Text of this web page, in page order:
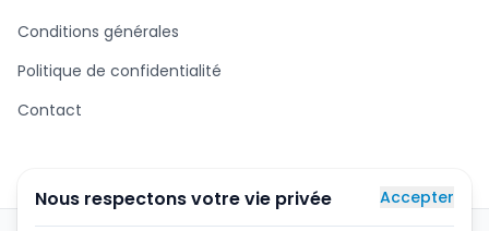
Conditions générales
Politique de confidentialité
Contact
Nous respectons votre vie privée Accepter